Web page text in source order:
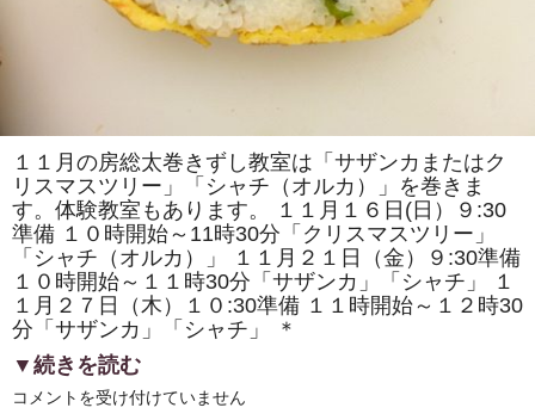
は
１１月の房総太巻きずし教室は「サザンカまたはク
リスマスツリー」「シャチ（オルカ）」を巻きま
す。体験教室もあります。 １１月１６日(日）９:30
準備 １０時開始～11時30分「クリスマスツリー」
「シャチ（オルカ）」 １１月２１日（金）９:30準備
１０時開始～１１時30分「サザンカ」「シャチ」 １
１月２７日（木）１０:30準備 １１時開始～１２時30
分「サザンカ」「シャチ」 ＊
▼続きを読む
11
コメントを受け付けていません